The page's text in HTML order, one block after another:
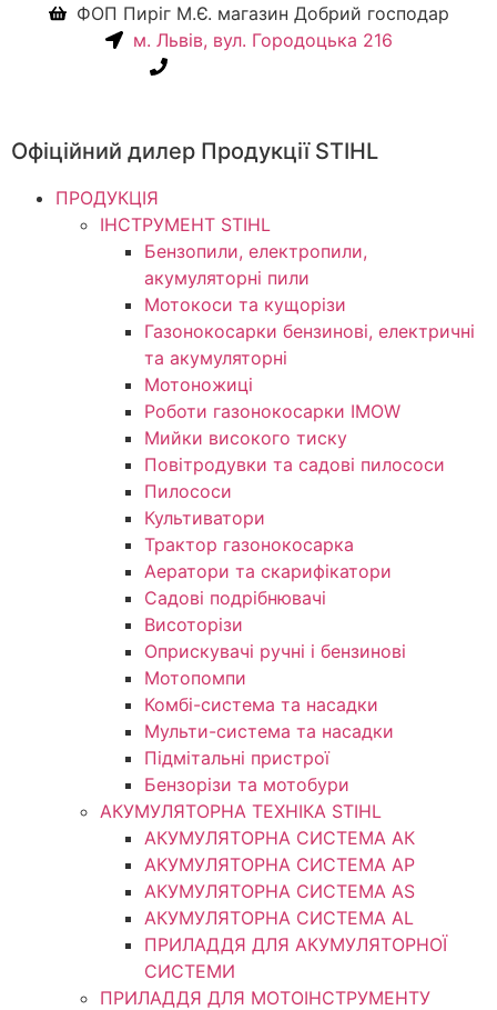
ФОП Пиріг М.Є. магазин Добрий господар
м. Львів, вул. Городоцька 216
Офіційний дилер Продукції STIHL
ПРОДУКЦІЯ
ІНСТРУМЕНТ STIHL
Бензопили, електропили,
акумуляторні пили
Мотокоси та кущорізи
Газонокосарки бензинові, електричні
та акумуляторні
Мотоножиці
Роботи газонокосарки IMOW
Мийки високого тиску
Повітродувки та садові пилососи
Пилососи
Культиватори
Трактор газонокосарка
Аератори та скарифікатори
Садові подрібнювачі
Висоторізи
Оприскувачі ручні і бензинові
Мотопомпи
Комбі-система та насадки
Мульти-система та насадки
Підмітальні пристрої
Бензорізи та мотобури
АКУМУЛЯТОРНА ТЕХНІКА STIHL
АКУМУЛЯТОРНА СИСТЕМА АК
АКУМУЛЯТОРНА СИСТЕМА АР
АКУМУЛЯТОРНА СИСТЕМА AS
АКУМУЛЯТОРНА СИСТЕМА AL
ПРИЛАДДЯ ДЛЯ АКУМУЛЯТОРНОЇ
СИСТЕМИ
ПРИЛАДДЯ ДЛЯ МОТОІНСТРУМЕНТУ